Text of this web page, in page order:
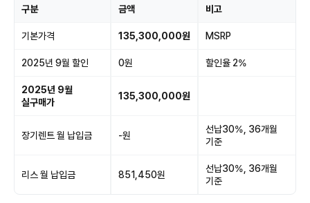
구분 금액 비고
기본가격 135,300,000원 MSRP
2025년 9월 할인 0원 할인율 2%
2025년 9월
실구매가
135,300,000원
장기렌트 월 납입금 -원
선납30%, 36개월
기준
리스 월 납입금 851,450원
선납30%, 36개월
기준